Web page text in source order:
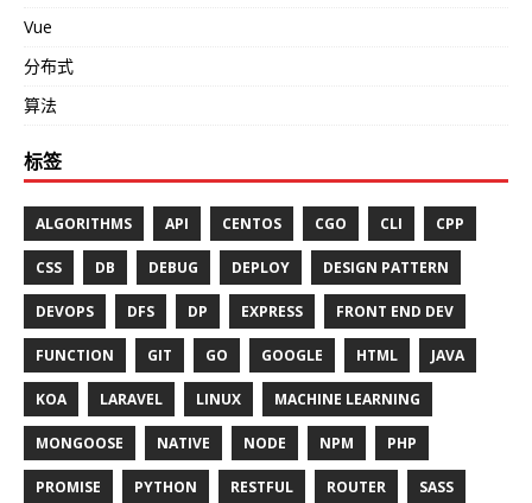
Vue
分布式
算法
标签
ALGORITHMS API CENTOS CGO CLI CPP
CSS DB DEBUG DEPLOY DESIGN PATTERN
DEVOPS DFS DP EXPRESS FRONT END DEV
FUNCTION GIT GO GOOGLE HTML JAVA
KOA LARAVEL LINUX MACHINE LEARNING
MONGOOSE NATIVE NODE NPM PHP
PROMISE PYTHON RESTFUL ROUTER SASS